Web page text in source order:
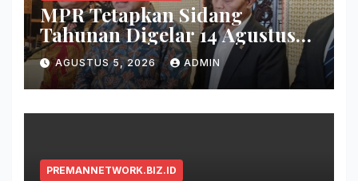
MPR Tetapkan Sidang
Tahunan Digelar 14 Agustus
2026
AGUSTUS 5, 2026 ADMIN
PREMANNETWORK.BIZ.ID